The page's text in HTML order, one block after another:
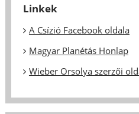
Linkek
A Csízió Facebook oldala
Magyar Planétás Honlap
Wieber Orsolya szerzői